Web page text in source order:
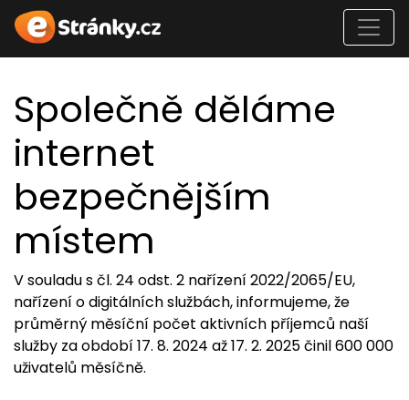
Společně děláme
internet
bezpečnějším
místem
V souladu s čl. 24 odst. 2 nařízení 2022/2065/EU,
nařízení o digitálních službách, informujeme, že
průměrný měsíční počet aktivních příjemců naší
služby za období 17. 8. 2024 až 17. 2. 2025 činil 600 000
uživatelů měsíčně.